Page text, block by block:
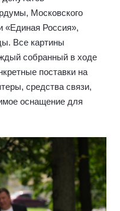
Московского
«Единая Россия»,
Все картины
собранный в ходе
поставки на
средства связи,
оснащение для